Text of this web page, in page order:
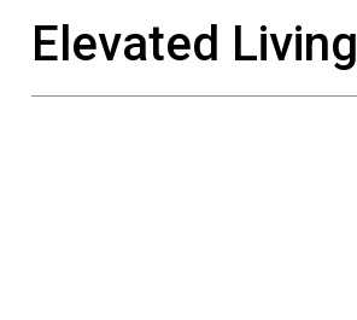
Elevated Living